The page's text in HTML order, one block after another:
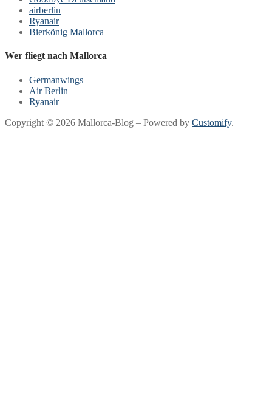
airberlin
Ryanair
Bierkönig Mallorca
Wer fliegt nach Mallorca
Germanwings
Air Berlin
Ryanair
Copyright © 2026 Mallorca-Blog – Powered by Customify.